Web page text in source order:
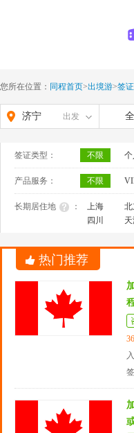
您所在位置： 同程首页>出境游>签证
济宁 出发
签证类型： 不限
产品服务： 不限
长期居住地 ： 上海
四川
热门推荐